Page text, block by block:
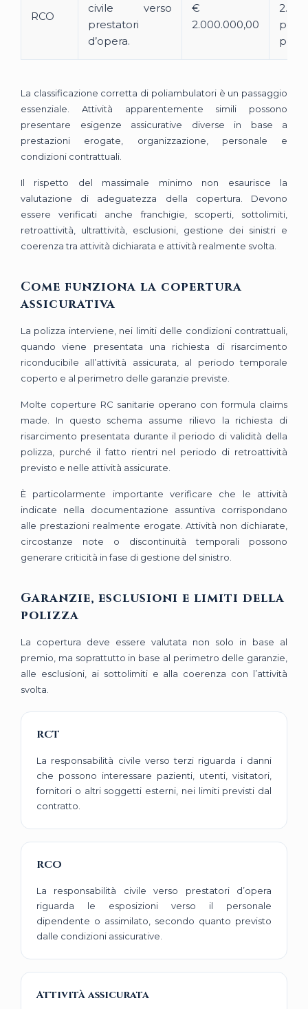
RCO
civile verso
prestatori
d’opera.
€
2.000.000,00
per
per
La classificazione corretta di poliambulatori è un passaggio
essenziale. Attività apparentemente simili possono
presentare esigenze assicurative diverse in base a
prestazioni erogate, organizzazione, personale e
condizioni contrattuali.
Il rispetto del massimale minimo non esaurisce la
valutazione di adeguatezza della copertura. Devono
essere verificati anche franchigie, scoperti, sottolimiti,
retroattività, ultrattività, esclusioni, gestione dei sinistri e
coerenza tra attività dichiarata e attività realmente svolta.
Come funziona la copertura
assicurativa
La polizza interviene, nei limiti delle condizioni contrattuali,
quando viene presentata una richiesta di risarcimento
riconducibile all’attività assicurata, al periodo temporale
coperto e al perimetro delle garanzie previste.
Molte coperture RC sanitarie operano con formula claims
made. In questo schema assume rilievo la richiesta di
risarcimento presentata durante il periodo di validità della
polizza, purché il fatto rientri nel periodo di retroattività
previsto e nelle attività assicurate.
È particolarmente importante verificare che le attività
indicate nella documentazione assuntiva corrispondano
alle prestazioni realmente erogate. Attività non dichiarate,
circostanze note o discontinuità temporali possono
generare criticità in fase di gestione del sinistro.
Garanzie, esclusioni e limiti della
polizza
La copertura deve essere valutata non solo in base al
premio, ma soprattutto in base al perimetro delle garanzie,
alle esclusioni, ai sottolimiti e alla coerenza con l’attività
svolta.
RCT
La responsabilità civile verso terzi riguarda i danni
che possono interessare pazienti, utenti, visitatori,
fornitori o altri soggetti esterni, nei limiti previsti dal
contratto.
RCO
La responsabilità civile verso prestatori d’opera
riguarda le esposizioni verso il personale
dipendente o assimilato, secondo quanto previsto
dalle condizioni assicurative.
Attività assicurata